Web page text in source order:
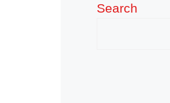
Search